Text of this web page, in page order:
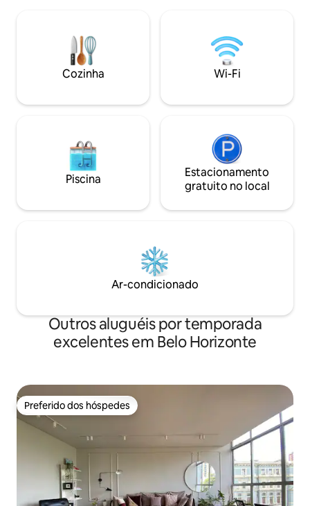
casais, viajantes de negócios e famílias.
Será uma satisfação te receber!
possui
Cozinha Wi-Fi
Piscina
Estacionamento
gratuito no local
Ar-condicionado
Outros aluguéis por temporada
excelentes em Belo Horizonte
Preferido dos hóspedes
Preferido dos hóspedes